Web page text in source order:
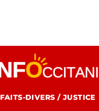
FAITS-DIVERS / JUSTICE